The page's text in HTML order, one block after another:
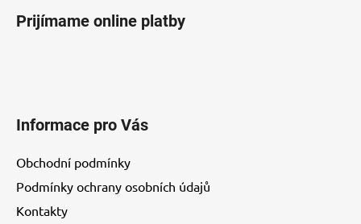
Prijímame online platby
Informace pro Vás
Obchodní podmínky
Podmínky ochrany osobních údajů
Kontakty